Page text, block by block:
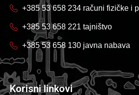
+385 53 658 234 računi fizičke i
+385 53 658 221 tajništvo
+385 53 658 130 javna nabava
Korisni linkovi